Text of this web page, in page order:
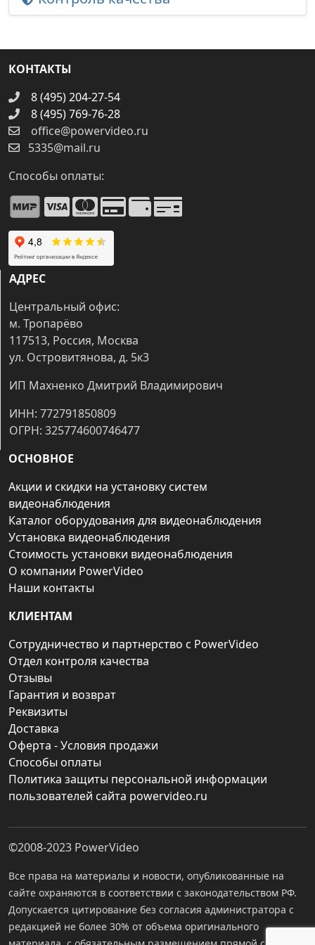
КОНТАКТЫ
8 (495) 204-27-54
8 (495) 769-76-28
office@powervideo.ru
5335@mail.ru
Способы оплаты:
АДРЕС
Центральный офис:
м. Тропарёво
117513, Россия, Москва
ул. Островитянова, д. 5к3
ИП Махненко Дмитрий Владимирович
ИНН: 772791850809
ОГРН: 325774600746477
ОСНОВНОЕ
Акции и скидки на установку систем
видеонаблюдения
Каталог оборудования для видеонаблюдения
Установка видеонаблюдения
Стоимость установки видеонаблюдения
О компании PowerVideo
Наши контакты
КЛИЕНТАМ
Сотрудничество и партнерство с PowerVideo
Отдел контроля качества
Отзывы
Гарантия и возврат
Реквизиты
Доставка
Оферта - Условия продажи
Способы оплаты
Политика защиты персональной информации
пользователей сайта powervideo.ru
©2008-2023 PowerVideo
Все права на материалы и новости, опубликованные на
сайте охраняются в соответствии с законодательством РФ.
Допускается цитирование без согласия администратора с
редакцией не более 30% от объема оригинального